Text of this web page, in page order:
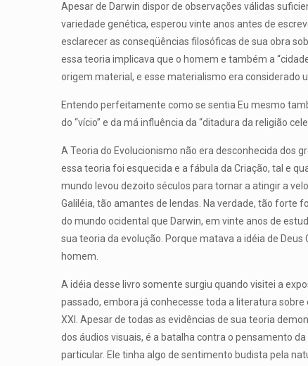
Apesar de Darwin dispor de observações válidas
variedade genética, esperou vinte anos antes de
esclarecer as conseqüências filosóficas de sua obra
essa teoria implicava que o homem e também a
origem material, e esse materialismo era considerado
Entendo perfeitamente como se sentia Eu mesmo
do “vício” e da má influência da “ditadura da religião
A Teoria do Evolucionismo não era desconhecida dos
essa teoria foi esquecida e a fábula da Criação, tal e
mundo levou dezoito séculos para tornar a atingir a
Galiléia, tão amantes de lendas. Na verdade, tão forte
do mundo ocidental que Darwin, em vinte anos de
sua teoria da evolução. Porque matava a idéia de
homem.
A idéia desse livro somente surgiu quando visitei a
passado, embora já conhecesse toda a literatura
XXI. Apesar de todas as evidências de sua teoria
dos áudios visuais, é a batalha contra o pensamento
particular. Ele tinha algo de sentimento budista pela